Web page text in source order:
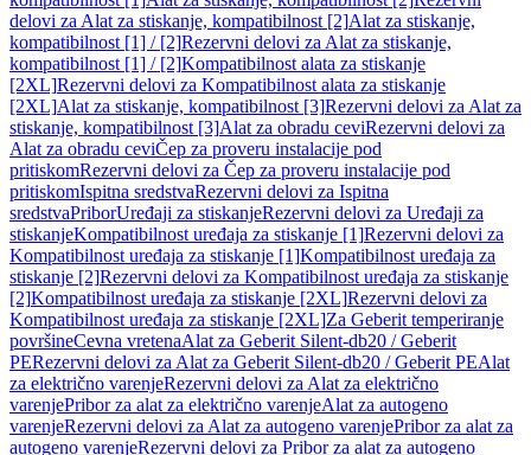
delovi za Alat za stiskanje, kompatibilnost [2]Alat za stiskanje,
kompatibilnost [1] / [2]Rezervni delovi za Alat za stiskanje,
kompatibilnost [1] / [2]Kompatibilnost alata za stiskanje
[2XL]Rezervni delovi za Kompatibilnost alata za stiskanje
[2XL]Alat za stiskanje, kompatibilnost [3]Rezervni delovi za Alat za
stiskanje, kompatibilnost [3]Alat za obradu ceviRezervni delovi za
Alat za obradu ceviČep za proveru instalacije pod
pritiskomRezervni delovi za Čep za proveru instalacije pod
pritiskomIspitna sredstvaRezervni delovi za Ispitna
sredstvaPriborUređaji za stiskanjeRezervni delovi za Uređaji za
stiskanjeKompatibilnost uređaja za stiskanje [1]Rezervni delovi za
Kompatibilnost uređaja za stiskanje [1]Kompatibilnost uređaja za
stiskanje [2]Rezervni delovi za Kompatibilnost uređaja za stiskanje
[2]Kompatibilnost uređaja za stiskanje [2XL]Rezervni delovi za
Kompatibilnost uređaja za stiskanje [2XL]Za Geberit temperiranje
površineCevna vretenaAlat za Geberit Silent-db20 / Geberit
PERezervni delovi za Alat za Geberit Silent-db20 / Geberit PEAlat
za električno varenjeRezervni delovi za Alat za električno
varenjePribor za alat za električno varenjeAlat za autogeno
varenjeRezervni delovi za Alat za autogeno varenjePribor za alat za
autogeno varenjeRezervni delovi za Pribor za alat za autogeno